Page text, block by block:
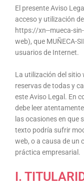
El presente Aviso
acceso y utilización
https://xn--mueca-
web), que MUÑECA-
usuarios de Internet.
La utilización del sitio
reservas de todas y
este Aviso Legal. En
debe leer
las ocasiones en que
texto podría sufrir
web, o a causa de un
práctica empresarial.
I.